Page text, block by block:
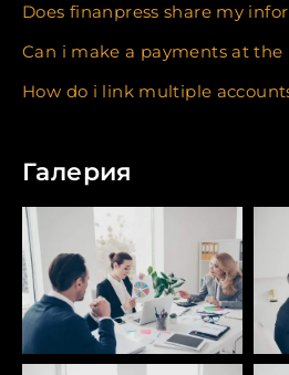
Does finanpress share my
Can i make a payments at the
How do i link multiple
Галерия